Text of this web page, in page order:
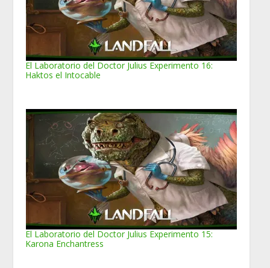
El Laboratorio del Doctor Julius Experimento 16:
Haktos el Intocable
El Laboratorio del Doctor Julius Experimento 15:
Karona Enchantress